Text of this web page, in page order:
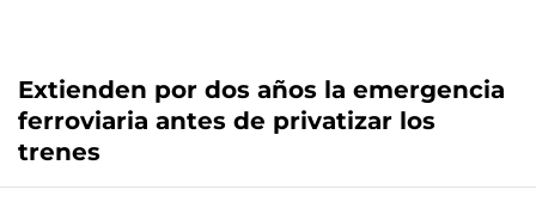
Extienden por dos años la emergencia
ferroviaria antes de privatizar los
trenes